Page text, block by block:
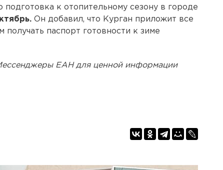
к отопительному сезону в городе
Он добавил, что Курган приложит все
получать паспорт готовности к зиме
ЕАН для ценной информации